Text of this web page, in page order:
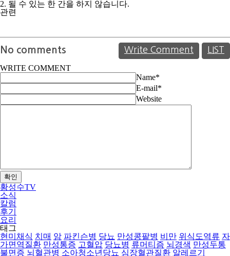
2. 될 수 있는 한 간을 하지 않습니다.
관련
No comments Write Comment LIST
WRITE COMMENT
Name*
E-mail*
Website
확인
황성수TV
소식
칼럼
후기
요리
태그
현미채식 치매 암 파킨슨병 당뇨 만성콩팥병 비만 위식도역류 자
가면역질환 만성통증 고혈압 당뇨병 류머티즘 뇌경색 만성두통
불면증 뇌혈관병 소아청소년당뇨 심장혈관질환 알레르기